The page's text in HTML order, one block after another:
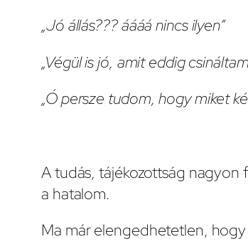
„Jó állás??? áááá nincs ilyen”
„Végül is jó, amit eddig
„Ó persze tudom, hogy miket
A tudás, tájékozottság nagyon
a hatalom.
Ma már elengedhetetlen,